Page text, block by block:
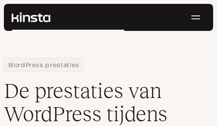
Kinsta®
Prijzen
Contact
Zoeken
Home
Hulpbronnen
Blog
WordPress prestaties
De prestaties van WordPress tijdens achtergrondactiviteiten
De prestaties van
WordPress tijdens